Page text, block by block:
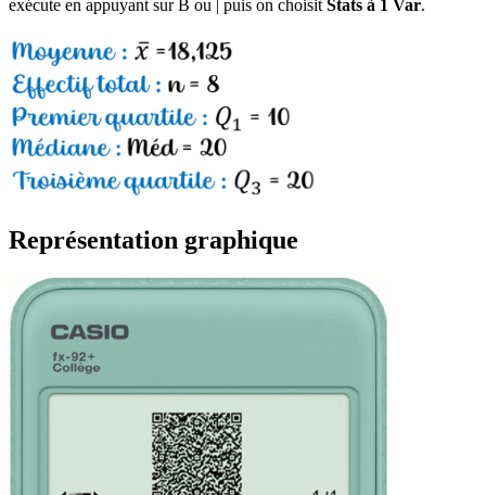
exécute en appuyant surB ou | puis on choisit Stats à 1 Var.
Représentation graphique